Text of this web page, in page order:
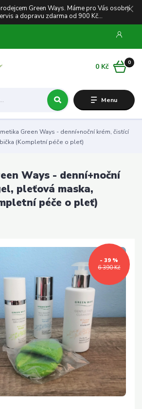
Green Ways. Máme pro Vás osobní
a dopravu zdarma od 900 Kč...
Menu
0
0 Kč
Green Ways - denní+noční krém, čistící
(Kompletní péče o pleť)
Ways - denní+noční
pleťová maska,
péče o pleť)
6 390 Kč
- 39 %